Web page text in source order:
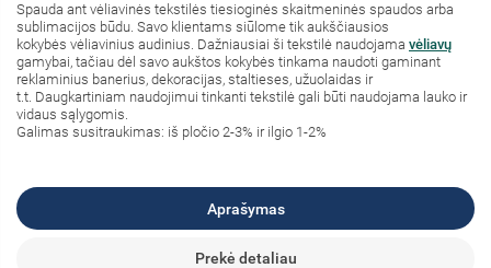
Spauda ant vėliavinės tekstilės tiesioginės skaitmeninės spaudos arba
sublimacijos būdu. Savo klientams siūlome tik aukščiausios
kokybės vėliavinius audinius. Dažniausiai ši tekstilė naudojama vėliavų
gamybai, tačiau dėl savo aukštos kokybės tinkama naudoti gaminant
reklaminius banerius, dekoracijas, staltieses, užuolaidas ir
t.t. Daugkartiniam naudojimui tinkanti tekstilė gali būti naudojama lauko ir
vidaus sąlygomis.
Galimas susitraukimas: iš pločio 2-3% ir ilgio 1-2%
Aprašymas
Prekė detaliau